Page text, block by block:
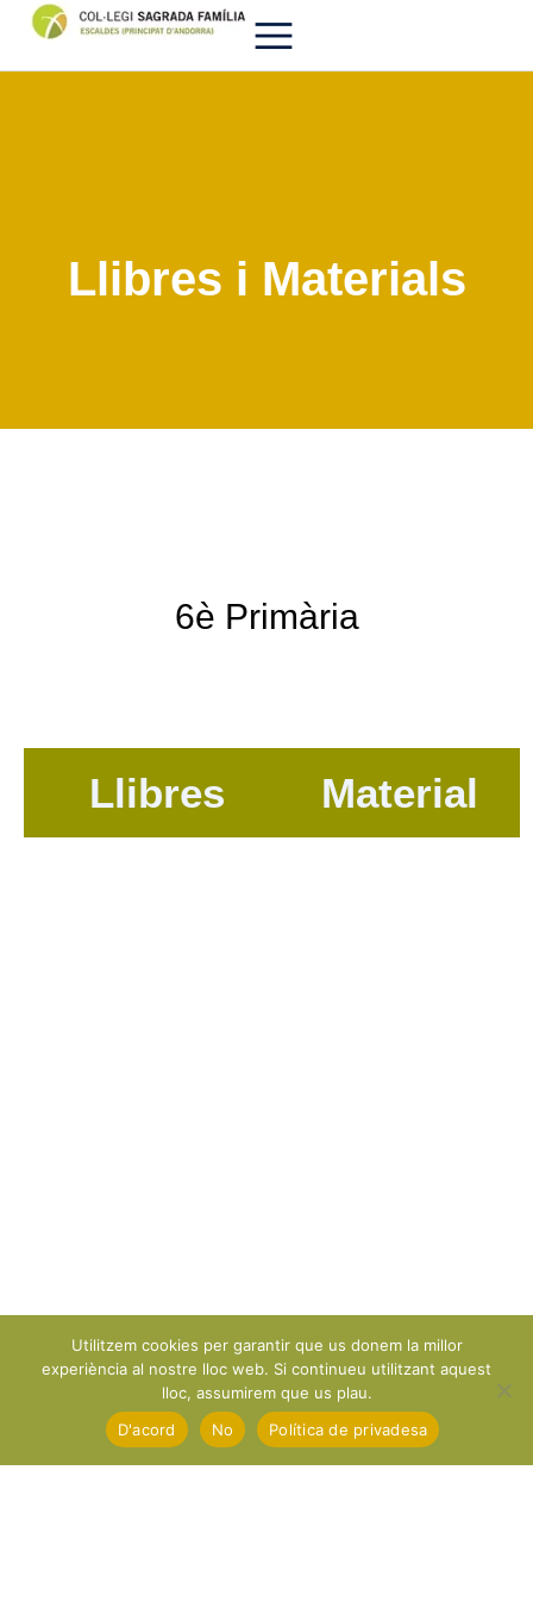
Llibres i Materials
6è Primària
Llibres Material
Utilitzem cookies per garantir que us donem la millor
experiència al nostre lloc web. Si continueu utilitzant aquest
lloc, assumirem que us plau.
D'acord
No Política de privadesa